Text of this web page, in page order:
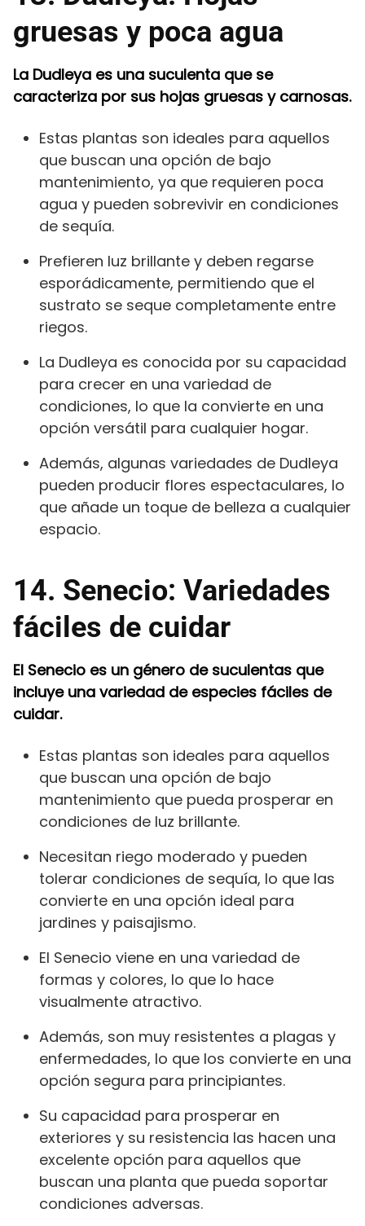
gruesas y poca agua
La Dudleya es una suculenta que se
caracteriza por sus hojas gruesas y carnosas.
Estas plantas son ideales para aquellos
que buscan una opción de bajo
mantenimiento, ya que requieren poca
agua y pueden sobrevivir en condiciones
de sequía.
Prefieren luz brillante y deben regarse
esporádicamente, permitiendo que el
sustrato se seque completamente entre
riegos.
La Dudleya es conocida por su capacidad
para crecer en una variedad de
condiciones, lo que la convierte en una
opción versátil para cualquier hogar.
Además, algunas variedades de Dudleya
pueden producir flores espectaculares, lo
que añade un toque de belleza a cualquier
espacio.
14. Senecio: Variedades
fáciles de cuidar
El Senecio es un género de suculentas que
incluye una variedad de especies fáciles de
cuidar.
Estas plantas son ideales para aquellos
que buscan una opción de bajo
mantenimiento que pueda prosperar en
condiciones de luz brillante.
Necesitan riego moderado y pueden
tolerar condiciones de sequía, lo que las
convierte en una opción ideal para
jardines y paisajismo.
El Senecio viene en una variedad de
formas y colores, lo que lo hace
visualmente atractivo.
Además, son muy resistentes a plagas y
enfermedades, lo que los convierte en una
opción segura para principiantes.
Su capacidad para prosperar en
exteriores y su resistencia las hacen una
excelente opción para aquellos que
buscan una planta que pueda soportar
condiciones adversas.